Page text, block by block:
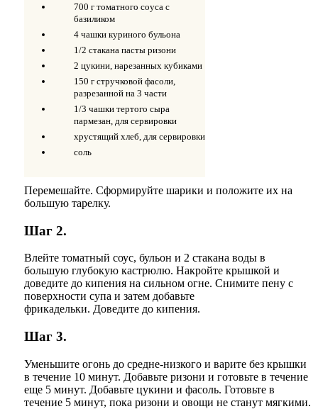
700 г томатного соуса с
базиликом
4 чашки куриного бульона
1/2 стакана пасты ризони
2 цукини, нарезанных кубиками
150 г стручковой фасоли,
разрезанной на 3 части
1/3 чашки тертого сыра
пармезан, для сервировки
хрустящий хлеб, для сервировки
соль
Перемешайте. Сформируйте шарики и положите их на
большую тарелку.
Шаг 2.
Влейте томатный соус, бульон и 2 стакана воды в
большую глубокую кастрюлю. Накройте крышкой и
доведите до кипения на сильном огне. Снимите пену с
поверхности супа и затем добавьте
фрикадельки. Доведите до кипения.
Шаг 3.
Уменьшите огонь до средне-низкого и варите без крышки
в течение 10 минут. Добавьте ризони и готовьте в течение
еще 5 минут. Добавьте цукини и фасоль. Готовьте в
течение 5 минут, пока ризони и овощи не станут мягкими.